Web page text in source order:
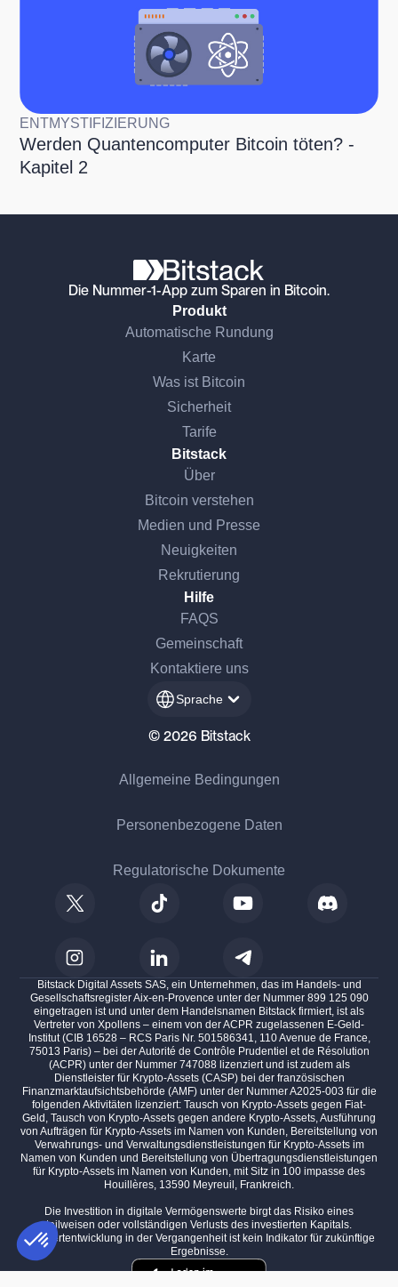
ENTMYSTIFIZIERUNG
Werden Quantencomputer Bitcoin töten? -
Kapitel 2
Die Nummer-1-App zum Sparen in Bitcoin.
Produkt
Automatische Rundung
Karte
Was ist Bitcoin
Sicherheit
Tarife
Bitstack
Über
Bitcoin verstehen
Medien und Presse
Neuigkeiten
Rekrutierung
Hilfe
FAQS
Gemeinschaft
Kontaktiere uns
Sprache
© 2026 Bitstack
Allgemeine Bedingungen
Personenbezogene Daten
Regulatorische Dokumente
Bitstack Digital Assets SAS, ein Unternehmen, das im Handels- und
Gesellschaftsregister Aix-en-Provence unter der Nummer 899 125 090
eingetragen ist und unter dem Handelsnamen Bitstack firmiert, ist als
Vertreter von Xpollens – einem von der ACPR zugelassenen E-Geld-
Institut (CIB 16528 – RCS Paris Nr. 501586341, 110 Avenue de France,
75013 Paris) – bei der Autorité de Contrôle Prudentiel et de Résolution
(ACPR) unter der Nummer 747088 lizenziert und ist zudem als
Dienstleister für Krypto-Assets (CASP) bei der französischen
Finanzmarktaufsichtsbehörde (AMF) unter der Nummer A2025-003 für die
folgenden Aktivitäten lizenziert: Tausch von Krypto-Assets gegen Fiat-
Geld, Tausch von Krypto-Assets gegen andere Krypto-Assets, Ausführung
von Aufträgen für Krypto-Assets im Namen von Kunden, Bereitstellung von
Verwahrungs- und Verwaltungsdienstleistungen für Krypto-Assets im
Namen von Kunden und Bereitstellung von Übertragungsdienstleistungen
für Krypto-Assets im Namen von Kunden, mit Sitz in 100 impasse des
Houillères, 13590 Meyreuil, Frankreich.
Die Investition in digitale Vermögenswerte birgt das Risiko eines
teilweisen oder vollständigen Verlusts des investierten Kapitals.
Die Wertentwicklung in der Vergangenheit ist kein Indikator für zukünftige
Ergebnisse.